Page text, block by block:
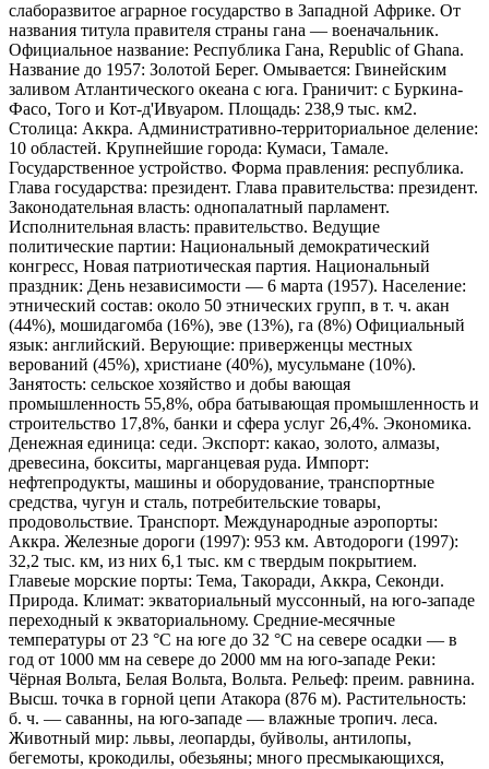
слаборазвитое аграрное государство в Западной Африке. От
названия титула правителя страны гана — военачальник.
Официальное название: Республика Гана, Republic of Ghana.
Название до 1957: Золотой Берег. Омывается: Гвинейским
заливом Атлантического океана с юга. Граничит: с Буркина-
Фасо, Того и Кот-д'Ивуаром. Площадь: 238,9 тыс. км2.
Столица: Аккра. Административно-территориальное деление:
10 областей. Крупнейшие города: Кумаси, Тамале.
Государственное устройство. Форма правления: республика.
Глава государства: президент. Глава правительства: президент.
Законодательная власть: однопалатный парламент.
Исполнительная власть: правительство. Ведущие
политические партии: Национальный демократический
конгресс, Новая патриотическая партия. Национальный
праздник: День независимости — 6 марта (1957). Население:
этнический состав: около 50 этнических групп, в т. ч. акан
(44%), мошидагомба (16%), эве (13%), га (8%) Официальный
язык: английский. Верующие: приверженцы местных
верований (45%), христиане (40%), мусульмане (10%).
Занятость: сельское хозяйство и добы вающая
промышленность 55,8%, обра батывающая промышленность и
строительство 17,8%, банки и сфера услуг 26,4%. Экономика.
Денежная единица: седи. Экспорт: какао, золото, алмазы,
древесина, бокситы, марганцевая руда. Импорт:
нефтепродукты, машины и оборудование, транспортные
средства, чугун и сталь, потребительские товары,
продовольствие. Транспорт. Международные аэропорты:
Аккра. Железные дороги (1997): 953 км. Автодороги (1997):
32,2 тыс. км, из них 6,1 тыс. км с твердым покрытием.
Главеые морские порты: Тема, Такоради, Аккра, Секонди.
Природа. Климат: экваториальный муссонный, на юго-западе
переходный к экваториальному. Средние-месячные
температуры от 23 °С на юге до 32 °С на севере осадки — в
год от 1000 мм на севере до 2000 мм на юго-западе Реки:
Чёрная Вольта, Белая Вольта, Вольта. Рельеф: преим. равнина.
Высш. точка в горной цепи Атакора (876 м). Растительность:
б. ч. — саванны, на юго-западе — влажные тропич. леса.
Животный мир: львы, леопарды, буйволы, антилопы,
бегемоты, крокодилы, обезьяны; много пресмыкающихся,